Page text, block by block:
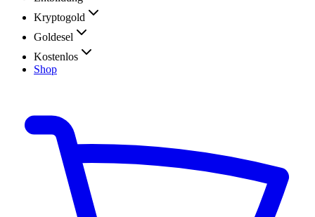
Kryptogold
Goldesel
Kostenlos
Shop